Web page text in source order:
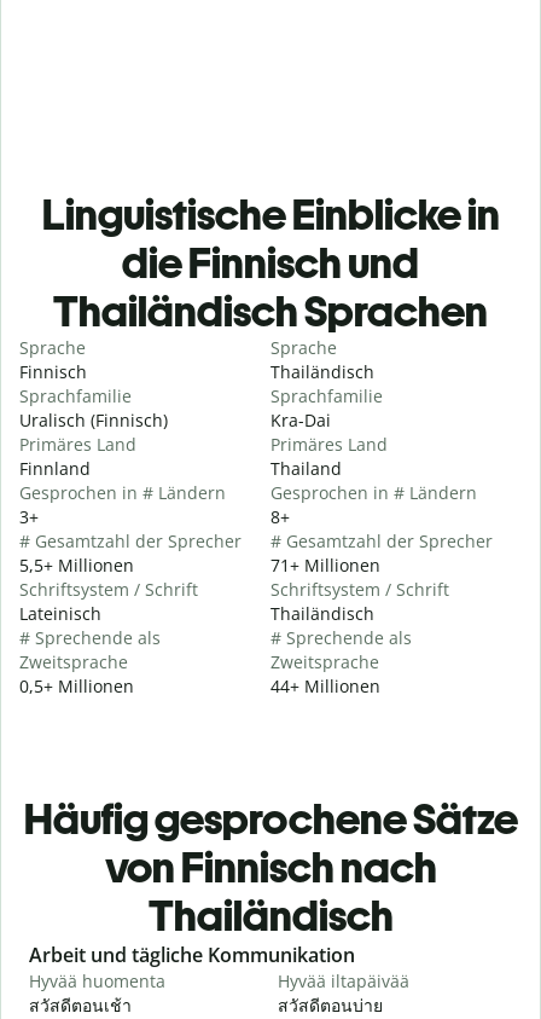
Linguistische Einblicke in
die Finnisch und
Thailändisch Sprachen
Sprache
Finnisch
Sprachfamilie
Uralisch (Finnisch)
Primäres Land
Finnland
Gesprochen in # Ländern
3+
# Gesamtzahl der Sprecher
5,5+ Millionen
Schriftsystem / Schrift
Lateinisch
# Sprechende als
Zweitsprache
0,5+ Millionen
Sprache
Thailändisch
Sprachfamilie
Kra-Dai
Primäres Land
Thailand
Gesprochen in # Ländern
8+
# Gesamtzahl der Sprecher
71+ Millionen
Schriftsystem / Schrift
Thailändisch
# Sprechende als
Zweitsprache
44+ Millionen
Häufig gesprochene Sätze
von Finnisch nach
Thailändisch
Slide 1 of 6
Arbeit und tägliche Kommunikation
Hyvää huomenta
สวัสดีตอนเช้า
Hyvää iltapäivää
สวัสดีตอนบ่าย